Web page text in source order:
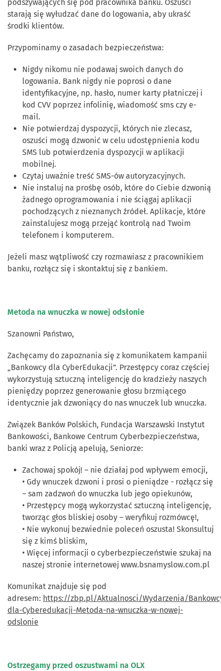
podszywających się pod pracownika banku. Oszuści
starają się wyłudzać dane do logowania, aby ukraść
środki klientów.
Przypominamy o zasadach bezpieczeństwa:
Nigdy nikomu nie podawaj swoich danych do
logowania. Bank nigdy nie poprosi o dane
identyfikacyjne, np. hasło, numer karty płatniczej i
kod CVV poprzez infolinię, wiadomość sms czy e-
mail.
Nie potwierdzaj dyspozycji, których nie zlecasz,
oszuści mogą dzwonić w celu udostępnienia kodu
SMS lub potwierdzenia dyspozycji w aplikacji
mobilnej.
Czytaj uważnie treść SMS-ów autoryzacyjnych.
Nie instaluj na prośbę osób, które do Ciebie dzwonią
żadnego oprogramowania i nie ściągaj aplikacji
pochodzących z nieznanych źródeł. Aplikacje, które
zainstalujesz mogą przejąć kontrolą nad Twoim
telefonem i komputerem.
Jeżeli masz wątpliwość czy rozmawiasz z pracownikiem
banku, rozłącz się i skontaktuj się z bankiem.
Metoda na wnuczka w nowej odsłonie
Szanowni Państwo,
Zachęcamy do zapoznania się z komunikatem kampanii
„Bankowcy dla CyberEdukacji”. Przestępcy coraz częściej
wykorzystują sztuczną inteligencję do kradzieży naszych
pieniędzy poprzez generowanie głosu brzmiącego
identycznie jak dzwoniący do nas wnuczek lub wnuczka.
Związek Banków Polskich, Fundacja Warszawski Instytut
Bankowości, Bankowe Centrum Cyberbezpieczeństwa,
banki wraz z Policją apelują, Seniorze:
Zachowaj spokój! – nie działaj pod wpływem emocji,
• Gdy wnuczek dzwoni i prosi o pieniądze - rozłącz się
– sam zadzwoń do wnuczka lub jego opiekunów,
• Przestępcy mogą wykorzystać sztuczną inteligencję,
tworząc głos bliskiej osoby – weryfikuj rozmówcę!,
• Nie wykonuj bezwiednie poleceń oszusta! Skonsultuj
się z kimś bliskim,
• Więcej informacji o cyberbezpieczeństwie szukaj na
naszej stronie internetowej www.bsnamyslow.com.pl
Komunikat znajduje się pod
adresem: https://zbp.pl/Aktualnosci/Wydarzenia/
dla-Cyberedukacji-Metoda-na-wnuczka-w-nowej-
odslonie
Ostrzegamy przed oszustwami na OLX